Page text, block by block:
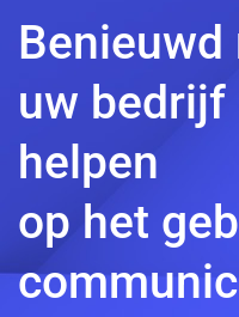
Benieuwd
uw bedrijf
helpen
op het